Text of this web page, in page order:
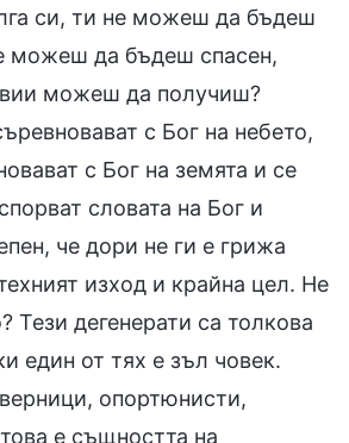
си, ти не можеш да бъдеш
можеш да бъдеш спасен,
можеш да получиш?
с Бог на небето,
с Бог на земята и се
словата на Бог и
че дори не ги е грижа
изход и крайна цел. Не
Тези дегенерати са толкова
един от тях е зъл човек.
опортюнисти,
е същността на